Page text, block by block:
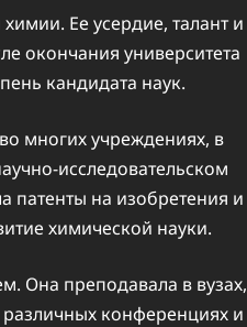
Ее усердие, талант и
окончания университета
кандидата наук.
многих учреждениях, в
исследовательском
патенты на изобретения и
химической науки.
Она преподавала в вузах,
различных конференциях и